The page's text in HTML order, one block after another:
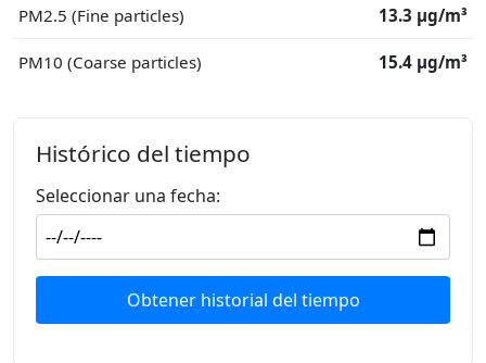
PM2.5 (Fine particles) 13.3 μg/m³
PM10 (Coarse particles) 15.4 μg/m³
Histórico del tiempo
Seleccionar una fecha:
Obtener historial del tiempo